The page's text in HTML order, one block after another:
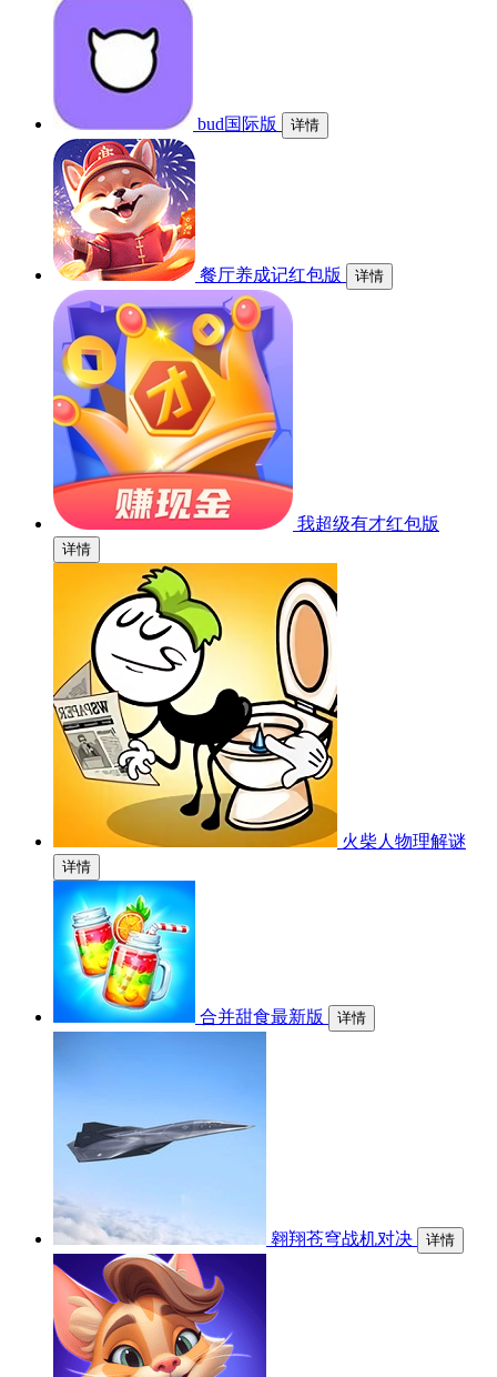
bud国际版 详情
餐厅养成记红包版 详情
我超级有才红包版
详情
火柴人物理解谜
详情
合并甜食最新版 详情
翱翔苍穹战机对决 详情